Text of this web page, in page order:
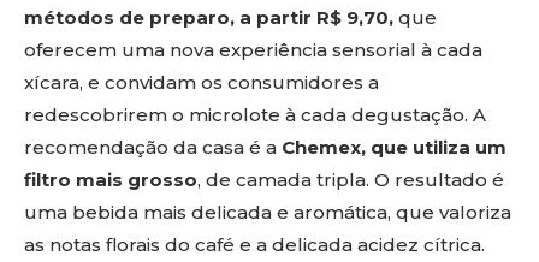
métodos de preparo, a partir R$ 9,70, que
oferecem uma nova experiência sensorial à cada
xícara, e convidam os consumidores a
redescobrirem o microlote à cada degustação. A
recomendação da casa é a Chemex, que utiliza um
filtro mais grosso, de camada tripla. O resultado é
uma bebida mais delicada e aromática, que valoriza
as notas florais do café e a delicada acidez cítrica.